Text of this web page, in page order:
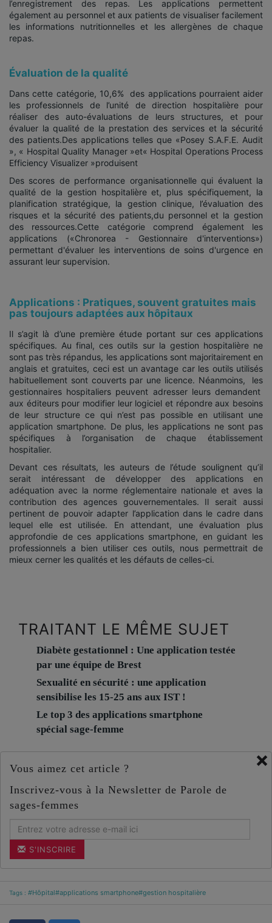
l’enregistrement des repas. Les applications permettent
également au personnel et aux patients de visualiser facilement
les informations nutritionnelles et les allergènes de chaque
repas.
Évaluation de la qualité
Dans cette catégorie, 10,6% des applications pourraient aider
les professionnels de l’unité de direction hospitalière pour
réaliser des auto-évaluations de leurs structures, et pour
évaluer la qualité de la prestation des services et la sécurité
des patients.Des applications telles que «Posey S.A.F.E. Audit
», « Hospital Quality Manager »et« Hospital Operations Process
Efficiency Visualizer »produisent
Des scores de performance organisationnelle qui évaluent la
qualité de la gestion hospitalière et, plus spécifiquement, la
planification stratégique, la gestion clinique, l’évaluation des
risques et la sécurité des patients,du personnel et la gestion
des ressources.Cette catégorie comprend également les
applications («Chronorea - Gestionnaire d'interventions»)
permettant d'évaluer les interventions de soins d'urgence en
assurant leur supervision.
Applications : Pratiques, souvent gratuites mais
pas toujours adaptées aux hôpitaux
Il s’agit là d’une première étude portant sur ces applications
spécifiques. Au final, ces outils sur la gestion hospitalière ne
sont pas très répandus, les applications sont majoritairement en
anglais et gratuites, ceci est un avantage car les outils utilisés
habituellement sont couverts par une licence. Néanmoins, les
gestionnaires hospitaliers peuvent adresser leurs demandent
aux éditeurs pour modifier leur logiciel et répondre aux besoins
de leur structure ce qui n’est pas possible en utilisant une
application smartphone. De plus, les applications ne sont pas
spécifiques à l’organisation de chaque établissement
hospitalier.
Devant ces résultats, les auteurs de l’étude soulignent qu’il
serait intéressant de développer des applications en
adéquation avec la norme réglementaire nationale et aves la
contribution des agences gouvernementales. Il serait aussi
pertinent de pouvoir adapter l’application dans le cadre dans
lequel elle est utilisée. En attendant, une évaluation plus
approfondie de ces applications smartphone, en guidant les
professionnels a bien utiliser ces outils, nous permettrait de
mieux cerner les qualités et les défauts de celles-ci.
TRAITANT LE MÊME SUJET
Diabète gestationnel : Une application testée
par une équipe de Brest
Sexualité en sécurité : une application
sensibilise les 15-25 ans aux IST !
Le top 3 des applications smartphone
spécial sage-femme
×
Vous aimez cet article ?
Inscrivez-vous à la Newsletter de Parole de
sages-femmes
S'INSCRIRE
Tags : #Hôpital#applications smartphone#gestion hospitalière